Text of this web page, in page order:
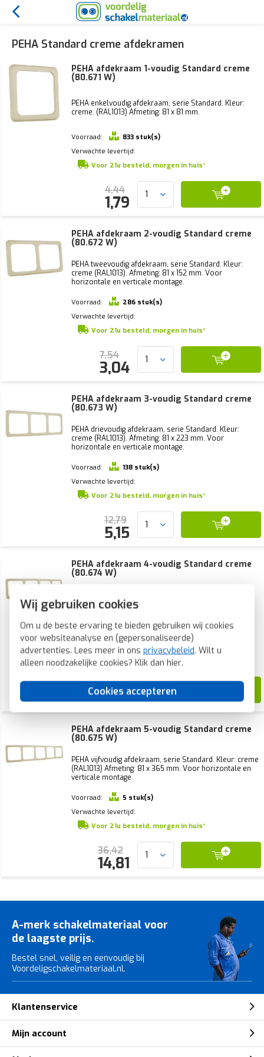
Wij gebruiken cookies
Om u de beste ervaring te bieden gebruiken wij cookies
voor websiteanalyse en (gepersonaliseerde)
advertenties. Lees meer in ons privacybeleid. Wilt u
alleen noodzakelijke cookies? Klik dan hier.
Cookies accepteren
PEHA Standard creme afdekramen
PEHA afdekraam 1-voudig Standard creme
(80.671 W)
PEHA enkelvoudig afdekraam, serie Standard. Kleur:
creme. (RAL1013) Afmeting: 81 x 81 mm.
Voorraad:
833 stuk(s)
Verwachte levertijd:
Voor 21u besteld, morgen in huis*
4,44
1,79
PEHA afdekraam 2-voudig Standard creme
(80.672 W)
PEHA tweevoudig afdekraam, serie Standard. Kleur:
creme (RAL1013). Afmeting: 81 x 152 mm. Voor
horizontale en verticale montage.
Voorraad:
286 stuk(s)
Verwachte levertijd:
Voor 21u besteld, morgen in huis*
7,54
3,04
PEHA afdekraam 3-voudig Standard creme
(80.673 W)
PEHA drievoudig afdekraam, serie Standard. Kleur:
creme (RAL1013). Afmeting: 81 x 223 mm. Voor
horizontale en verticale montage.
Voorraad:
138 stuk(s)
Verwachte levertijd:
Voor 21u besteld, morgen in huis*
12,79
5,15
PEHA afdekraam 4-voudig Standard creme
(80.674 W)
creme (RAL1013). Afmeting: 81 x 294 mm. Voor
horizontale en verticale montage.
Voorraad:
32 stuk(s)
Verwachte levertijd:
Voor 21u besteld, morgen in huis*
22,18
8,70
PEHA afdekraam 5-voudig Standard creme
(80.675 W)
PEHA vijfvoudig afdekraam, serie Standard. Kleur: creme
(RAL1013) Afmeting: 81 x 365 mm. Voor horizontale en
verticale montage.
Voorraad:
5 stuk(s)
Verwachte levertijd:
Voor 21u besteld, morgen in huis*
36,42
14,81
A-merk schakelmateriaal voor
de laagste prijs.
Bestel snel, veilig en eenvoudig bij
Voordeligschakelmateriaal.nl.
Klantenservice
Mijn account